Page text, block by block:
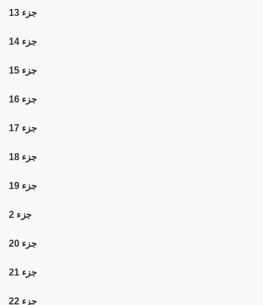
جزء 13
جزء 14
جزء 15
جزء 16
جزء 17
جزء 18
جزء 19
جزء 2
جزء 20
جزء 21
جزء 22